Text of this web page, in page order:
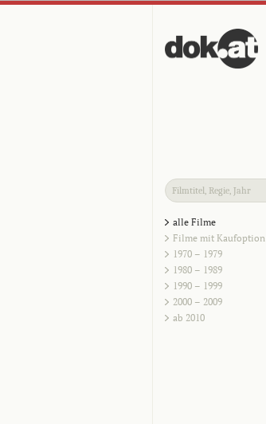
alle Filme
Filme mit Kaufoption
1970 – 1979
1980 – 1989
1990 – 1999
2000 – 2009
ab 2010